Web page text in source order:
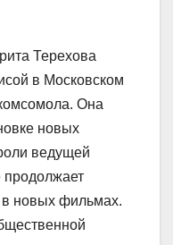
Терехова
в Московском
Она
новых
ведущей
продолжает
в новых фильмах.